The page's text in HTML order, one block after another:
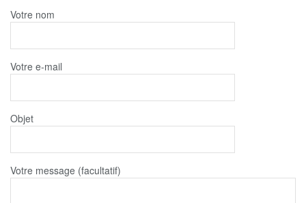
Votre nom
Votre e-mail
Objet
Votre message (facultatif)